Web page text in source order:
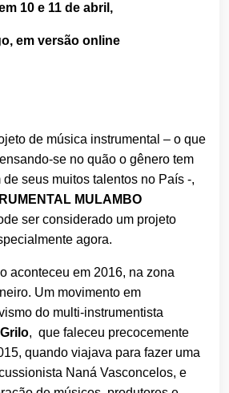
10 e 11 de abril,
em versão online
de música instrumental – o que
se no quão o gênero tem
seus muitos talentos no País -,
MULAMBO
ser considerado um projeto
agora.
aconteceu em 2016, na zona
Um movimento em
do multi-instrumentista
, que faleceu precocemente
quando viajava para fazer uma
Naná Vasconcelos, e